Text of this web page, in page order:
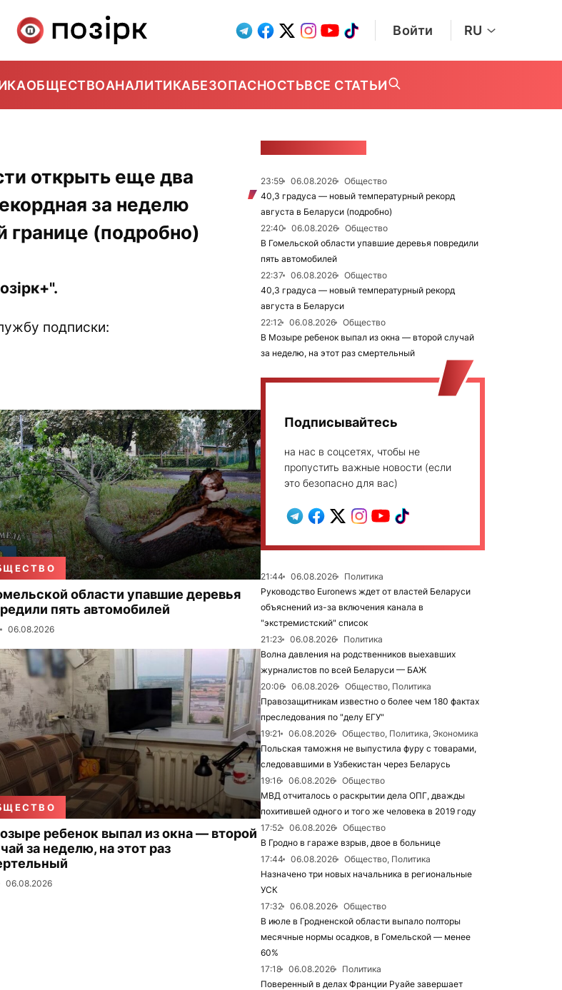
Войти RU
ОБЩЕСТВОАНАЛИТИКАБЕЗОПАСНОСТЬВСЕ СТАТЬИ
открыть еще два
за неделю
границе (подробно)
подписки:
области упавшие деревья
пять автомобилей
06.08.2026
ребенок выпал из окна — второй
за неделю, на этот раз
06.08.2026
23:59 06.08.2026
Общество
40,3 градуса — новый температурный рекорд
августа в Беларуси (подробно)
22:40
06.08.2026
Общество
В Гомельской области упавшие деревья повредили
пять автомобилей
22:37
06.08.2026
Общество
40,3 градуса — новый температурный рекорд
августа в Беларуси
22:12
06.08.2026
Общество
В Мозыре ребенок выпал из окна — второй случай
за неделю, на этот раз смертельный
Подписывайтесь
на нас в соцсетях, чтобы не
пропустить важные новости (если
это безопасно для вас)
21:44 06.08.2026
Политика
Руководство Euronews ждет от властей Беларуси
объяснений из-за включения канала в
"экстремистский" список
21:23
06.08.2026
Политика
Волна давления на родственников выехавших
журналистов по всей Беларуси — БАЖ
20:06
06.08.2026
Общество, Политика
Правозащитникам известно о более чем 180 фактах
преследования по "делу ЕГУ"
19:21
06.08.2026
Общество, Политика, Экономика
Польская таможня не выпустила фуру с товарами,
следовавшими в Узбекистан через Беларусь
19:16
06.08.2026
Общество
МВД отчиталось о раскрытии дела ОПГ, дважды
похитившей одного и того же человека в 2019 году
17:52
06.08.2026
Общество
В Гродно в гараже взрыв, двое в больнице
17:44
06.08.2026
Общество, Политика
Назначено три новых начальника в региональные
УСК
17:32
06.08.2026
Общество
В июле в Гродненской области выпало полторы
месячные нормы осадков, в Гомельской — менее
60%
17:18
06.08.2026
Политика
Поверенный в делах Франции Руайе завершает